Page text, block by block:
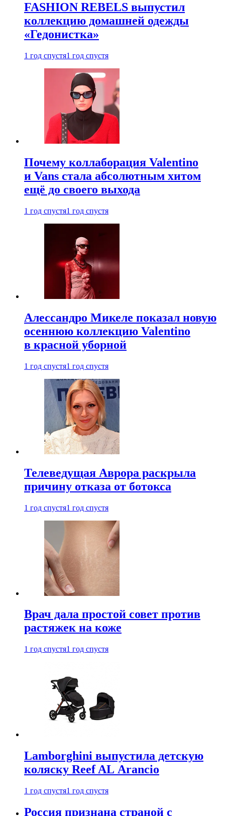
FASHION REBELS выпустил
коллекцию домашней одежды
«Гедонистка»
1 год спустя1 год спустя
Почему коллаборация Valentino
и Vans стала абсолютным хитом
ещё до своего выхода
1 год спустя1 год спустя
Алессандро Микеле показал новую
осеннюю коллекцию Valentino
в красной уборной
1 год спустя1 год спустя
Телеведущая Аврора раскрыла
причину отказа от ботокса
1 год спустя1 год спустя
Врач дала простой совет против
растяжек на коже
1 год спустя1 год спустя
Lamborghini выпустила детскую
коляску Reef AL Arancio
1 год спустя1 год спустя
Россия признана страной с